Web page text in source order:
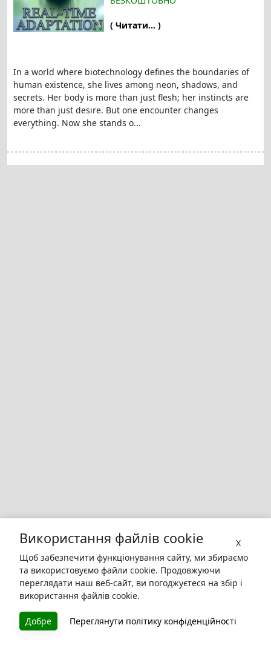
( Читати... )
In a world where biotechnology defines the boundaries of
human existence, she lives among neon, shadows, and
secrets. Her body is more than just flesh; her instincts are
more than just desire. But one encounter changes
everything. Now she stands o...
X
Використання файлів cookie
Щоб забезпечити функціонування сайту, ми збираємо
та використовуємо файли cookie. Продовжуючи
переглядати наш веб-сайт, ви погоджуєтеся на збір і
використання файлів cookie.
Добре Переглянути політику конфіденційності
БУКУРУК
Літературна платформа і бібліотека книг, які можна